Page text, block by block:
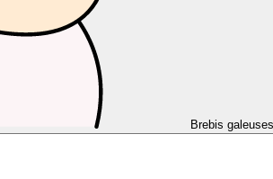
Brebis galeuses